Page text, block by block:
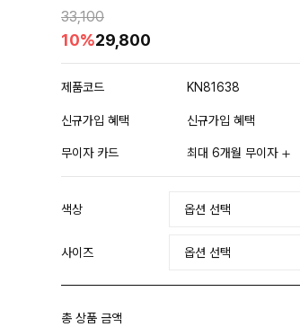
33,100
10%29,800
제품코드 KN81638
신규가입 혜택 신규가입 혜택
무이자 카드 최대 6개월 무이자
색상
사이즈
총 상품 금액